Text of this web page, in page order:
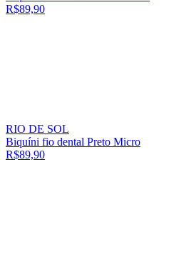
R$89,90
RIO DE SOL
Biquíni fio dental Preto Micro
R$89,90